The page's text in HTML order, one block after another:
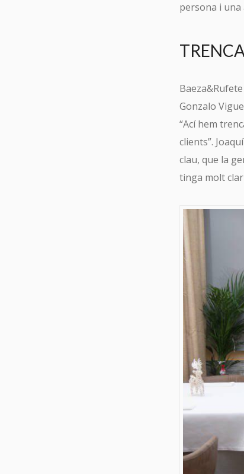
persona i una
Gonzalo
“Ací hem
clients”.
clau, que la
tinga molt